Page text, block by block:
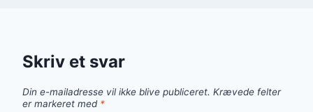
Skriv et svar
Din e-mailadresse vil ikke blive publiceret. Krævede felter
er markeret med *